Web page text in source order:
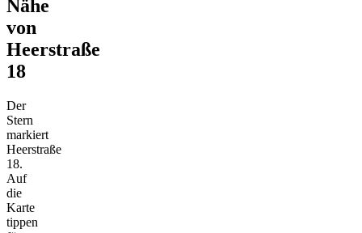
Nähe
von
Heerstraße
18
Der
Stern
markiert
Heerstraße
18.
Auf
die
Karte
tippen